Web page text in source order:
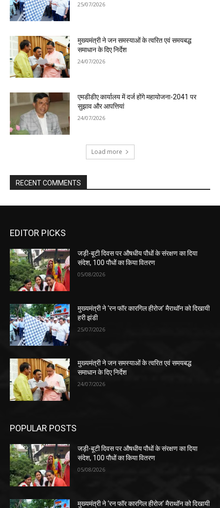
25/07/2026
मुख्यमंत्री ने जन समस्याओं के त्वरित एवं समयबद्ध
समाधान के दिए निर्देश
24/07/2026
एमडीडीए कार्यालय में दर्ज होंगे महायोजना-2041 पर
सुझाव और आपत्तियां
24/07/2026
Load more
RECENT COMMENTS
EDITOR PICKS
जड़ी-बूटी दिवस पर औषधीय पौधों के संरक्षण का दिया
संदेश, 100 पौधों का किया वितरण
05/08/2026
मुख्यमंत्री ने ‘रन फॉर कारगिल हीरोज’ मैराथॉन को दिखायी
हरी झंडी
25/07/2026
मुख्यमंत्री ने जन समस्याओं के त्वरित एवं समयबद्ध
समाधान के दिए निर्देश
24/07/2026
POPULAR POSTS
जड़ी-बूटी दिवस पर औषधीय पौधों के संरक्षण का दिया
संदेश, 100 पौधों का किया वितरण
05/08/2026
मुख्यमंत्री ने ‘रन फॉर कारगिल हीरोज’ मैराथॉन को दिखायी